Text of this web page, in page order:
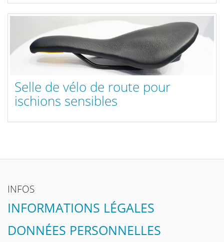
Selle de vélo de route pour
ischions sensibles
INFOS
INFORMATIONS LÉGALES
DONNÉES PERSONNELLES